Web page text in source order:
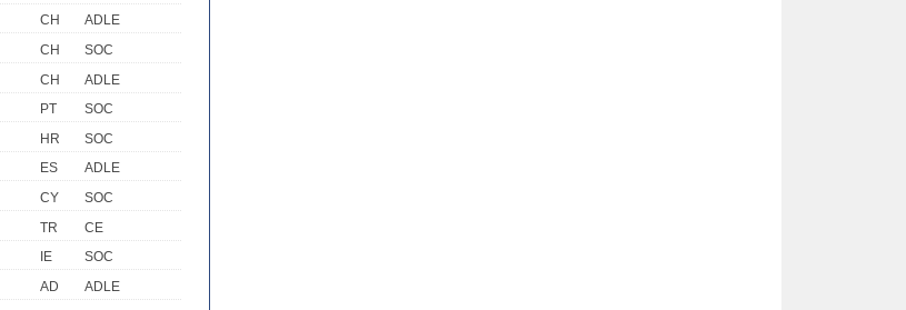
CH
ADLE
CH
SOC
CH
ADLE
PT
SOC
HR
SOC
ES
ADLE
CY
SOC
TR
CE
IE
SOC
AD
ADLE